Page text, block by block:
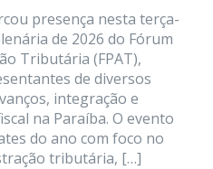
presença nesta terça-
de 2026 do Fórum
Tributária (FPAT),
de diversos
integração e
na Paraíba. O evento
do ano com foco no
tributária, […]